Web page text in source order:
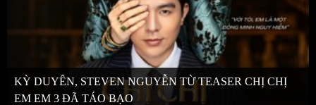
KỲ DUYÊN, STEVEN NGUYỄN TỪ TEASER CHỊ CHỊ
EM EM 3 ĐÃ TÁO BẠO